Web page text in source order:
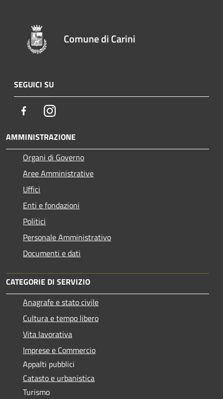
Comune di Carini
SEGUICI SU
FacebookInstagram
AMMINISTRAZIONE
Organi di Governo
Aree Amministrative
Uffici
Enti e fondazioni
Politici
Personale Amministrativo
Documenti e dati
CATEGORIE DI SERVIZIO
Anagrafe e stato civile
Cultura e tempo libero
Vita lavorativa
Imprese e Commercio
Appalti pubblici
Catasto e urbanistica
Turismo